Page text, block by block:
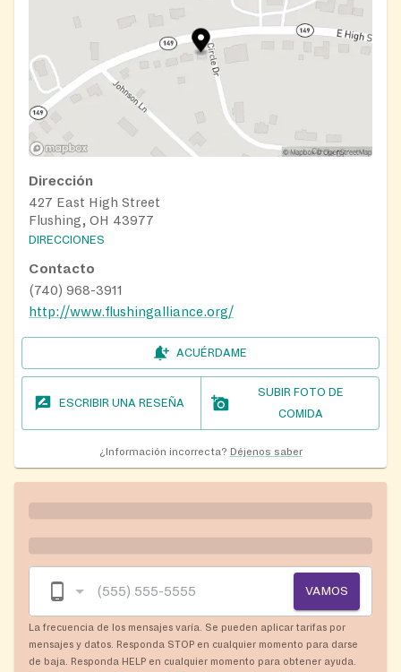
Dirección
427 East High Street
Flushing, OH 43977
DIRECCIONES
Contacto
(740) 968-3911
http://www.flushingalliance.org/
ACUÉRDAME
ESCRIBIR UNA RESEÑA
SUBIR FOTO DE
COMIDA
¿Información incorrecta? Déjenos saber
VAMOS
La frecuencia de los mensajes varía. Se pueden aplicar tarifas por
mensajes y datos. Responda STOP en cualquier momento para darse
de baja. Responda HELP en cualquier momento para obtener ayuda.